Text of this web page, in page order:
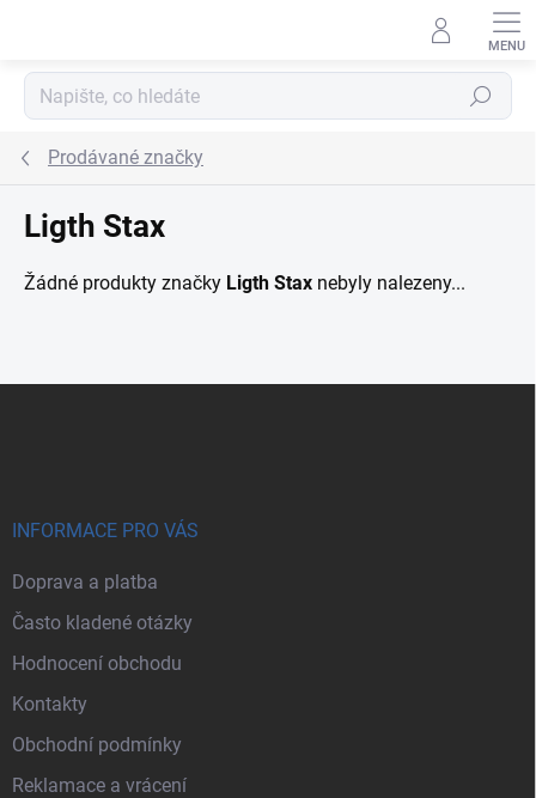
Hledat
Prodávané značky
Ligth Stax
Žádné produkty značky Ligth Stax nebyly nalezeny...
INFORMACE PRO VÁS
Doprava a platba
Často kladené otázky
Hodnocení obchodu
Kontakty
Obchodní podmínky
Reklamace a vrácení